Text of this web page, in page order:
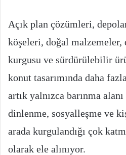
Açık plan çözümleri,
köşeleri, doğal malzemeler,
kurgusu ve sürdürülebilir
konut tasarımında daha
artık yalnızca barınma
dinlenme, sosyalleşme ve
arada kurgulandığı çok
olarak ele alınıyor.